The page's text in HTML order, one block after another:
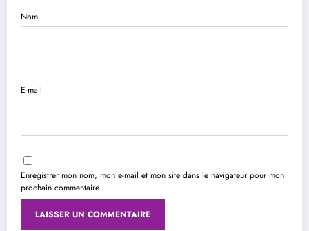
Nom
E-mail
Enregistrer mon nom, mon e-mail et mon site dans le navigateur pour mon
prochain commentaire.